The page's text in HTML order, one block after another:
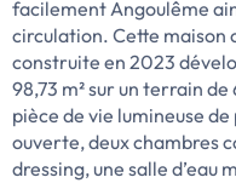
facilement Angoulême
circulation. Cette
construite en 2023
98,73 m² sur un terrain de
pièce de vie lumineuse de
ouverte, deux chambres
dressing, une salle d’eau